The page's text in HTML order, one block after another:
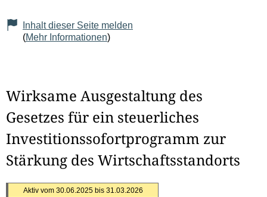
Inhalt dieser Seite melden
(Mehr Informationen)
Wirksame Ausgestaltung des
Gesetzes für ein steuerliches
Investitionssofortprogramm zur
Stärkung des Wirtschaftsstandorts
Aktiv vom 30.06.2025 bis 31.03.2026